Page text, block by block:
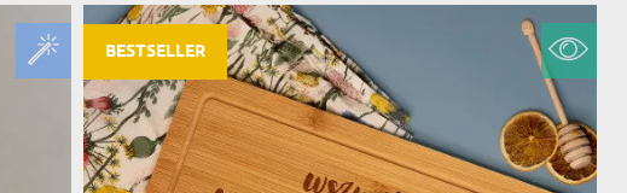
PODRÓŻNIKA
ROWERZYSTY
SENIORA
SPORTOWCA
STRAŻAKA
WĘDKARZA
ŻARTOWNISIA
BESTSELLER